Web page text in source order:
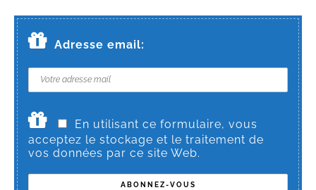
Adresse email:
En utilisant ce formulaire, vous
acceptez le stockage et le traitement de
vos données par ce site Web.